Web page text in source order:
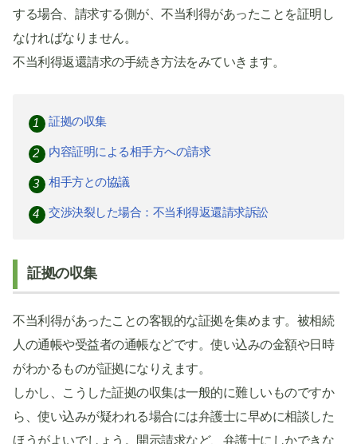
する場合、請求する側が、不当利得があったことを証明し
なければなりません。
不当利得返還請求の手続き方法をみていきます。
証拠の収集
内容証明による相手方への請求
相手方との協議
交渉決裂した場合：不当利得返還請求訴訟
証拠の収集
不当利得があったことの客観的な証拠を集めます。被相続
人の通帳や受益者の通帳などです。使い込みの金額や日時
がわかるものが証拠になりえます。
しかし、こうした証拠の収集は一般的に難しいものですか
ら、使い込みが疑われる場合には弁護士に早めに相談した
ほうがよいでしょう。開示請求など、弁護士にしかできな